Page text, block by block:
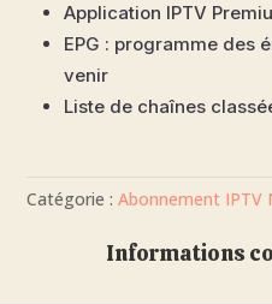
Application IPTV
EPG : programme des
venir
Liste de chaînes
Catégorie :Abonnement IPTV
Informations